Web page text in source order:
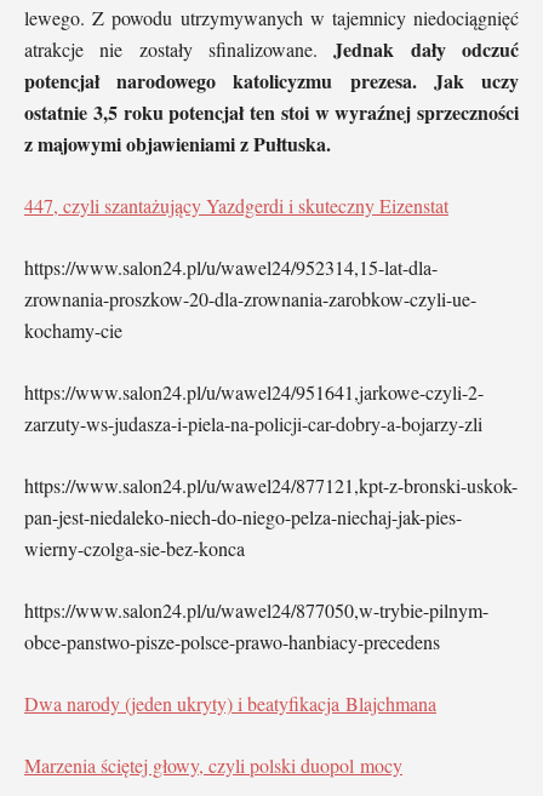
lewego. Z powodu utrzymywanych w tajemnicy niedociągnięć
atrakcje nie zostały sfinalizowane.Jednak dały odczuć
potencjał narodowego katolicyzmu prezesa. Jak uczy
ostatnie 3,5 roku potencjał ten stoi w wyraźnej sprzeczności
z majowymi objawieniami z Pułtuska.
447, czyli szantażujący Yazdgerdi i skuteczny Eizenstat
https://www.salon24.pl/u/wawel24/952314,15-lat-dla-
zrownania-proszkow-20-dla-zrownania-zarobkow-czyli-ue-
kochamy-cie
https://www.salon24.pl/u/wawel24/951641,jarkowe-czyli-2-
zarzuty-ws-judasza-i-piela-na-policji-car-dobry-a-bojarzy-zli
https://www.salon24.pl/u/wawel24/877121,kpt-z-bronski-uskok-
pan-jest-niedaleko-niech-do-niego-pelza-niechaj-jak-pies-
wierny-czolga-sie-bez-konca
https://www.salon24.pl/u/wawel24/877050,w-trybie-pilnym-
obce-panstwo-pisze-polsce-prawo-hanbiacy-precedens
Dwa narody (jeden ukryty) i beatyfikacja Blajchmana
Marzenia ściętej głowy, czyli polski duopol mocy